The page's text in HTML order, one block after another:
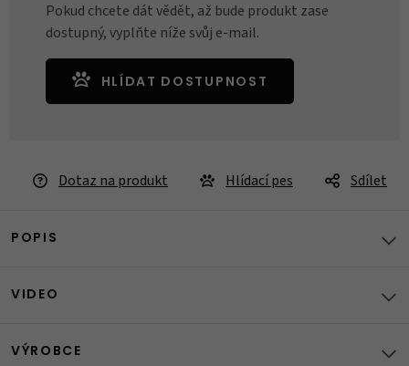
Pokud chcete dát vědět, až bude produkt zase
dostupný, vyplňte níže svůj e-mail.
HLÍDAT DOSTUPNOST
Dotaz na produkt Hlídací pes Sdílet
POPIS
VIDEO
VÝROBCE